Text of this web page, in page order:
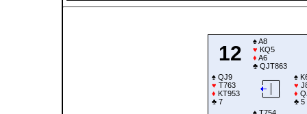
12
♠A8
♥ KQ5
♦ A6
♣QJT863
♠QJ9
♥ T763
♦ KT953
♣7
♠
♥
♦
♣5